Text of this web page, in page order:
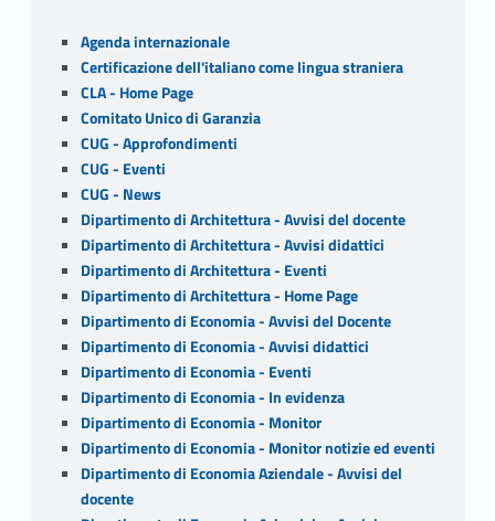
o
k
Sidebar
Agenda internazionale
Certificazione dell'italiano come lingua straniera
CLA - Home Page
Comitato Unico di Garanzia
CUG - Approfondimenti
CUG - Eventi
CUG - News
Dipartimento di Architettura - Avvisi del docente
Dipartimento di Architettura - Avvisi didattici
Dipartimento di Architettura - Eventi
Dipartimento di Architettura - Home Page
Dipartimento di Economia - Avvisi del Docente
Dipartimento di Economia - Avvisi didattici
Dipartimento di Economia - Eventi
Dipartimento di Economia - In evidenza
Dipartimento di Economia - Monitor
Dipartimento di Economia - Monitor notizie ed eventi
Dipartimento di Economia Aziendale - Avvisi del
docente